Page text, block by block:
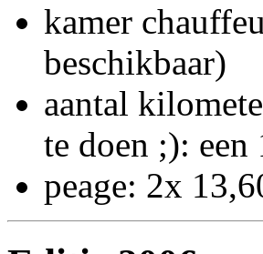
kamer
beschikbaar)
aantal
te doen ;): een
peage: 2x